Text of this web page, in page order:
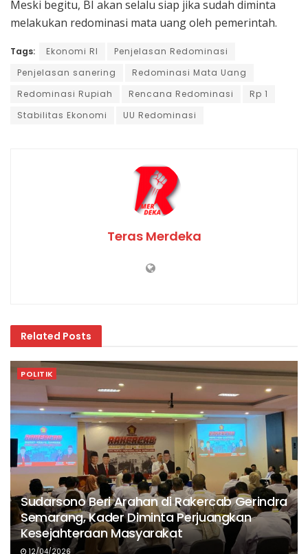
Meski begitu, BI akan selalu siap jika sudah diminta
melakukan redominasi mata uang oleh pemerintah.
Tags: Ekonomi RI
Penjelasan Redominasi
Penjelasan sanering
Redominasi Mata Uang
Redominasi Rupiah
Rencana Redominasi
Rp 1
Stabilitas Ekonomi
UU Redominasi
Teras Merdeka
Related Posts
POLITIK
Sudarsono Beri Arahan di Rakercab Gerindra
Semarang, Kader Diminta Perjuangkan
Kesejahteraan Masyarakat
12/04/2026